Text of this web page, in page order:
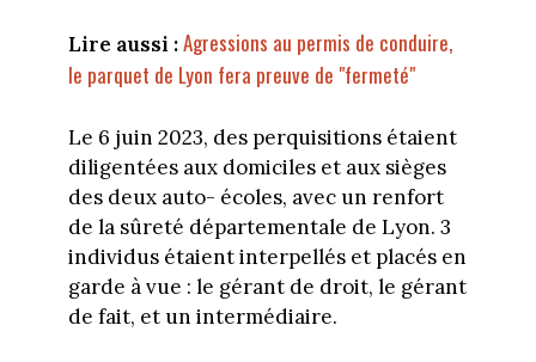
Lire aussi :Agressions au permis de conduire,
le parquet de Lyon fera preuve de "fermeté"
Le 6 juin 2023, des perquisitions étaient
diligentées aux domiciles et aux sièges
des deux auto- écoles, avec un renfort
de la sûreté départementale de Lyon. 3
individus étaient interpellés et placés en
garde à vue : le gérant de droit, le gérant
de fait, et un intermédiaire.